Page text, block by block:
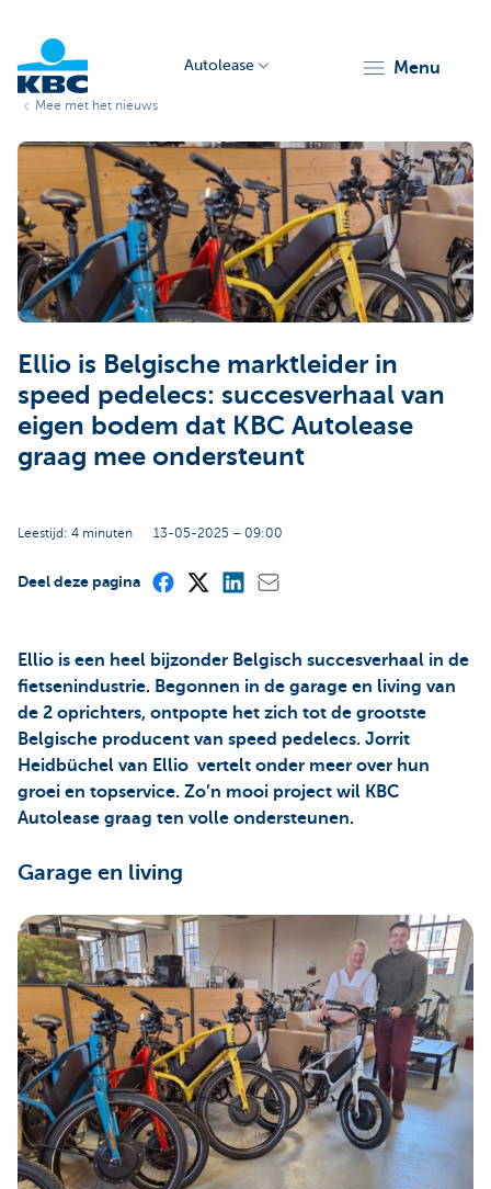
Corporate
Autolease menu
Mee met het nieuws
Ellio is Belgische marktleider in
speed pedelecs: succesverhaal van
eigen bodem dat KBC Autolease
graag mee ondersteunt
Leestijd: 4 minuten 13-05-2025 – 09:00
Deel deze pagina
Ellio is een heel bijzonder Belgisch succesverhaal in de
fietsenindustrie. Begonnen in de garage en living van
de 2 oprichters, ontpopte het zich tot de grootste
Belgische producent van speed pedelecs. Jorrit
Heidbüchel van Ellio vertelt onder meer over hun
groei en topservice. Zo’n mooi project wil KBC
Autolease graag ten volle ondersteunen.
Garage en living